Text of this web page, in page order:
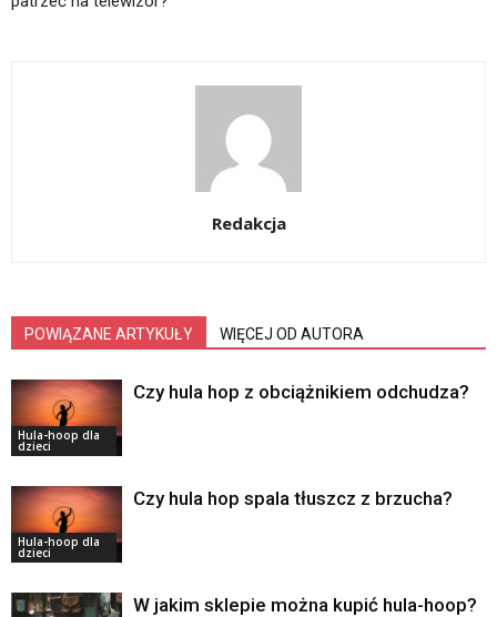
Redakcja
POWIĄZANE ARTYKUŁY WIĘCEJ OD AUTORA
Hula-hoop dla
dzieci
Czy hula hop z obciążnikiem odchudza?
Hula-hoop dla
dzieci
Czy hula hop spala tłuszcz z brzucha?
W jakim sklepie można kupić hula-hoop?